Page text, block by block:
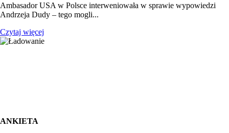
Ambasador USA w Polsce interweniowała w sprawie wypowiedzi
Andrzeja Dudy – tego mogli...
Czytaj więcej
ANKIETA